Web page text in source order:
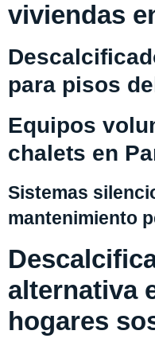
viviendas
para pisos
Equipos
chalets en
Sistemas
mantenimiento
alternativa
hogares